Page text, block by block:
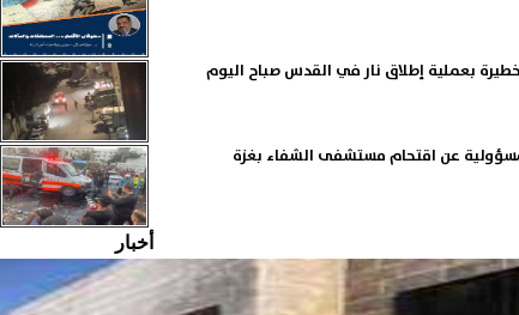
عن اقتحام مستشفى الشفاء بغزة
أخبار